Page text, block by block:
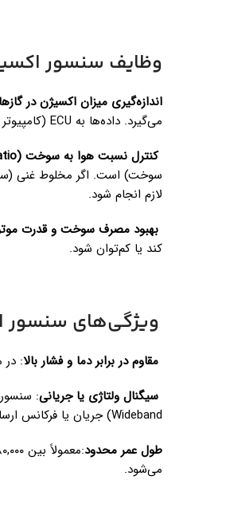
وظایف سنسور
اندازه‌گیری میزان اکسیژن در
می‌گیرد. داده‌ها به ECU (کامپیوتر خودرو) ارسال می‌شوند تا نسبت سوخت به هوا (مخلوط احتراق) تنظیم شود.
کنترل نسبت هوا به سوخت (Air-Fuel Ratio)
لازم انجام شود.
بهبود مصرف سوخت و قدرت
کند یا کم‌توان شود.
ویژگی‌های سنسور
مقاوم در برابر دما و فشار بالا: در
سیگنال ولتاژی یا جریانی
Wideband) جریان یا فرکانس ارسال می‌کنند.
طول عمر محدود
می‌شود.